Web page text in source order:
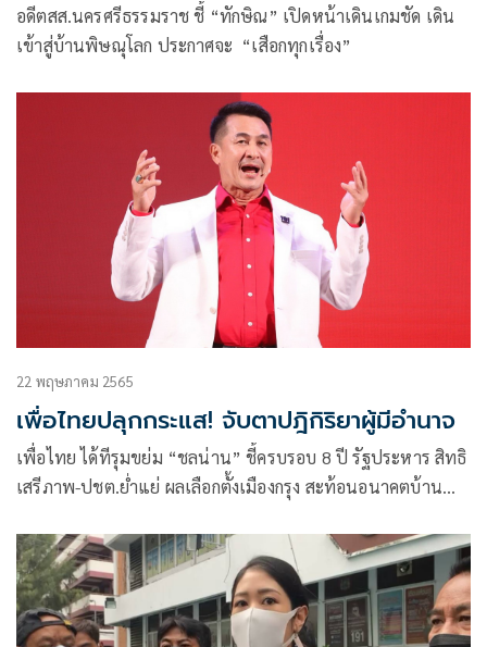
อดีตสส.นครศรีธรรมราช ชี้ “ทักษิณ” เปิดหน้าเดินเกมชัด เดิน
เข้าสู่บ้านพิษณุโลก ประกาศจะ “เสือกทุกเรื่อง”
22 พฤษภาคม 2565
เพื่อไทยปลุกกระแส! จับตาปฎิกิริยาผู้มีอำนาจ
เพื่อไทย ได้ทีรุมขย่ม “ชลน่าน” ชี้ครบรอบ 8 ปี รัฐประหาร สิทธิ
เสรีภาพ-ปชต.ย่ำแย่ ผลเลือกตั้งเมืองกรุง สะท้อนอนาคตบ้าน